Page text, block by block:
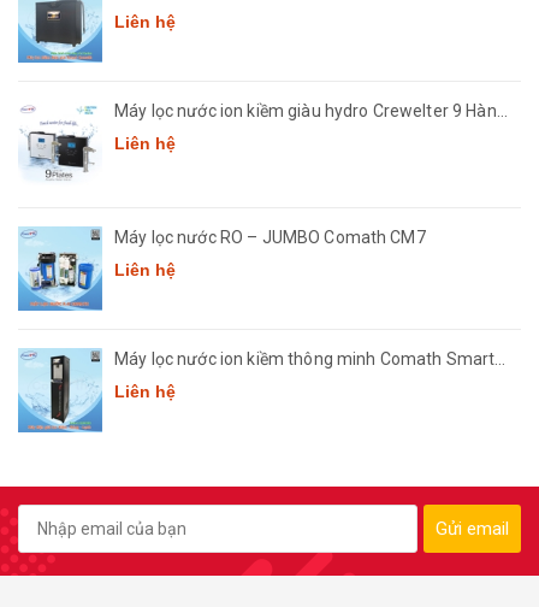
3668
Liên hệ
Máy lọc nước ion kiềm giàu hydro Crewelter 9 Hàn
Quốc
Liên hệ
Máy lọc nước RO – JUMBO Comath CM7
Liên hệ
Máy lọc nước ion kiềm thông minh Comath Smart
CM3668
Liên hệ
Gửi email